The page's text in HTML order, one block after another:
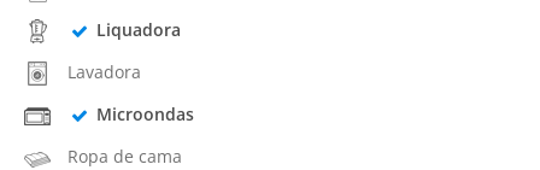
Liquadora
Lavadora
Microondas
Ropa de cama